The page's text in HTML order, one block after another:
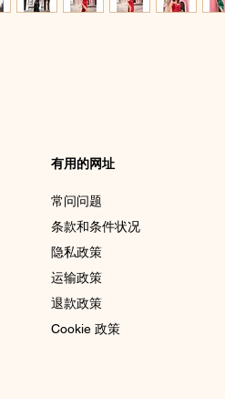
有用的网址
常问问题
条款和条件状况
隐私政策
运输政策
退款政策
Cookie 政策